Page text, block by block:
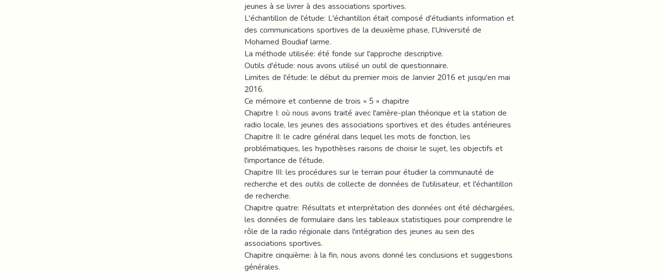
jeunes à se livrer à des associations sportives.
L'échantillon de l'étude: L'échantillon était composé d'étudiants information et
des communications sportives de la deuxième phase, l'Université de
Mohamed Boudiaf larme.
La méthode utilisée: été fonde sur l'approche descriptive.
Outils d'étude: nous avons utilisé un outil de questionnaire.
Limites de l'étude: le début du premier mois de Janvier 2016 et jusqu'en mai
2016.
Ce mémoire et contienne de trois « 5 » chapitre
Chapitre I: où nous avons traité avec l'arrière-plan théorique et la station de
radio locale, les jeunes des associations sportives et des études antérieures
Chapitre II: le cadre général dans lequel les mots de fonction, les
problématiques, les hypothèses raisons de choisir le sujet, les objectifs et
l'importance de l'étude.
Chapitre III: les procédures sur le terrain pour étudier la communauté de
recherche et des outils de collecte de données de l'utilisateur, et l'échantillon
de recherche.
Chapitre quatre: Résultats et interprétation des données ont été déchargées,
les données de formulaire dans les tableaux statistiques pour comprendre le
rôle de la radio régionale dans l'intégration des jeunes au sein des
associations sportives.
Chapitre cinquième: à la fin, nous avons donné les conclusions et suggestions
générales.